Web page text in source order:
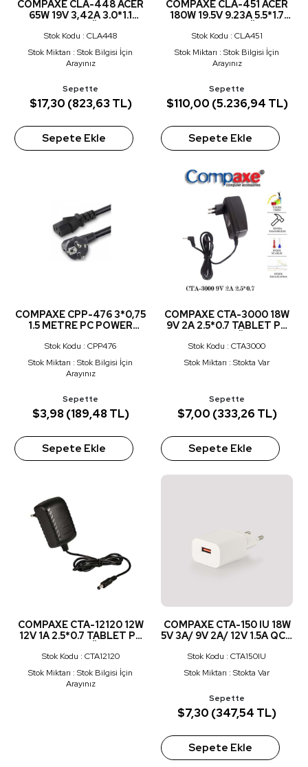
COMPAXE CLA-448 ACER
65W 19V 3,42A 3.0*1.1
Stok Kodu : CLA448
Stok Miktarı : Stok Bilgisi İçin
Arayınız
Sepette
$17,30 (823,63 TL)
Sepete Ekle
COMPAXE CLA-451 ACER
180W 19.5V 9.23A 5.5*1.7
Stok Kodu : CLA451
Stok Miktarı : Stok Bilgisi İçin
Arayınız
Sepette
$110,00 (5.236,94 TL)
Sepete Ekle
COMPAXE CPP-476 3*0,75
1.5 METRE PC POWER
Stok Kodu : CPP476
Stok Miktarı : Stok Bilgisi İçin
Arayınız
Sepette
$3,98 (189,48 TL)
Sepete Ekle
COMPAXE CTA-3000 18W
9V 2A 2.5*0.7 TABLET PC
Stok Kodu : CTA3000
Stok Miktarı : Stokta Var
Sepette
$7,00 (333,26 TL)
Sepete Ekle
COMPAXE CTA-12120 12W
12V 1A 2.5*0.7 TABLET PC
Stok Kodu : CTA12120
Stok Miktarı : Stok Bilgisi İçin
Arayınız
COMPAXE CTA-150 IU 18W
5V 3A/ 9V 2A/ 12V 1.5A QC +
KABLOLU SET BEYAZ
Stok Kodu : CTA150IU
Stok Miktarı : Stokta Var
Sepette
$7,30 (347,54 TL)
Sepete Ekle